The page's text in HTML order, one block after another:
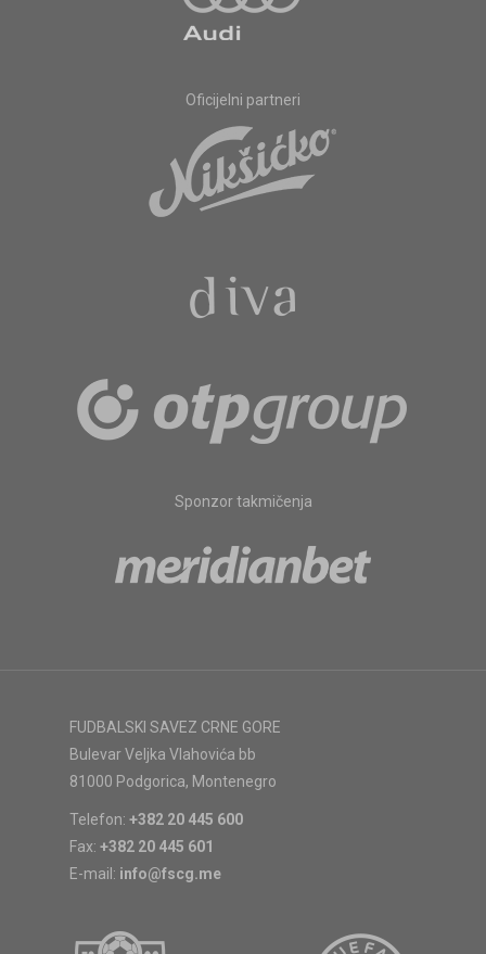
Oficijelni partneri
Sponzor takmičenja
FUDBALSKI SAVEZ CRNE GORE
Bulevar Veljka Vlahovića bb
81000 Podgorica, Montenegro
Telefon: +382 20 445 600
Fax: +382 20 445 601
E-mail: info@fscg.me